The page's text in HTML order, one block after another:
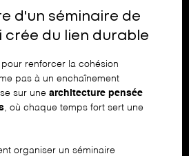
d'un séminaire de
crée du lien durable
renforcer la cohésion
pas à un enchaînement
sur une architecture pensée
, où chaque temps fort sert une
organiser un séminaire